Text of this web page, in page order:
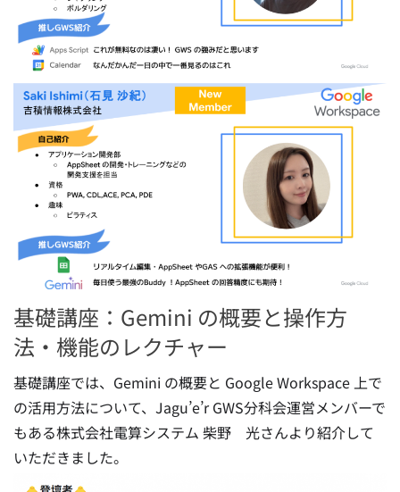
基礎講座：Gemini の概要と操作方
法・機能のレクチャー
基礎講座では、Gemini の概要と Google Workspace 上で
の活用方法について、Jagu’e’r GWS分科会運営メンバーで
もある株式会社電算システム 柴野 光さんより紹介して
いただきました。